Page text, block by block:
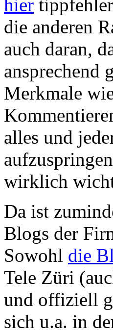
hier
die anderen
auch daran,
ansprechend
Merkmale
alles und
wirklich
Da ist
Blogs der
Sowohl die
Tele Züri
und offiziell
sich u.a. in